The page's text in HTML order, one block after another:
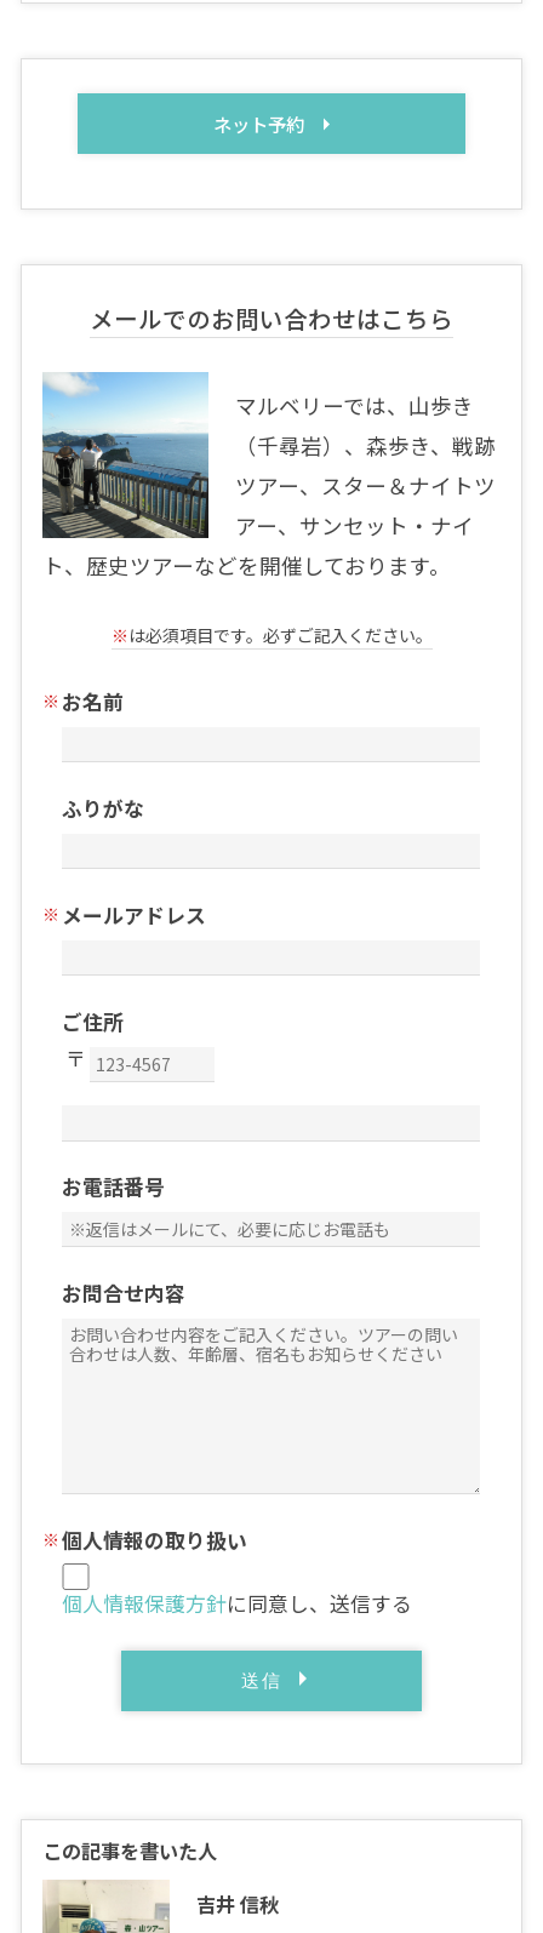
ネット予約
メールでのお問い合わせはこちら
マルベリーでは、山歩き
（千尋岩）、森歩き、戦跡
ツアー、スター＆ナイトツ
アー、サンセット・ナイ
ト、歴史ツアーなどを開催しております。
※ は必須項目です。必ずご記入ください。
お名前
ふりがな
メールアドレス
ご住所
お電話番号
お問合せ内容
個人情報の取り扱い
個人情報保護方針に同意し、送信する
この記事を書いた人
吉井 信秋